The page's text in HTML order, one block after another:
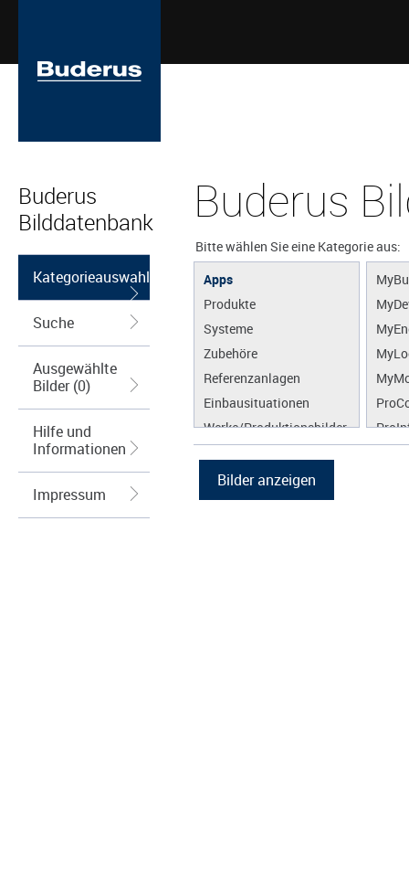
Buderus
Bilddatenbank
Kategorieauswahl
Suche
Ausgewählte
Bilder (0)
Hilfe und
Informationen
Impressum
Buderus
Bitte wählen Sie eine Kategorie aus:
Apps
Produkte
Systeme
Zubehöre
Referenzanlagen
Einbausituationen
Werke/Produktionsbilder
Grafiken